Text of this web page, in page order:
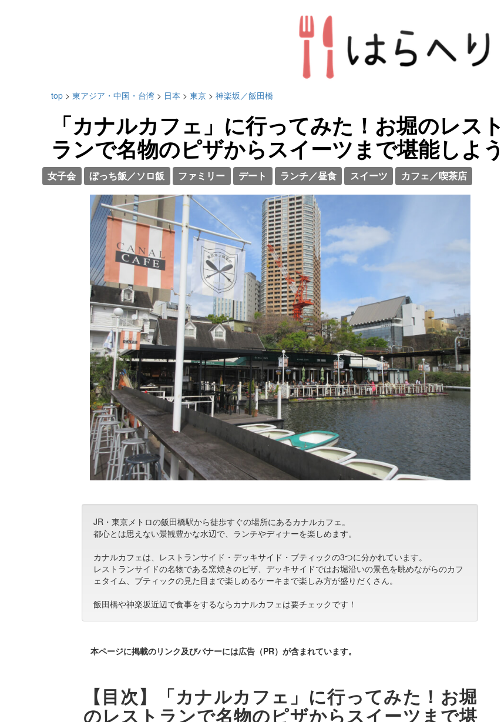
top > 東アジア・中国・台湾 > 日本 > 東京 > 神楽坂／飯田橋
「カナルカフェ」に行ってみた！お堀のレスト
ランで名物のピザからスイーツまで堪能しよう
女子会 ぼっち飯／ソロ飯 ファミリー デート ランチ／昼食 スイーツ カフェ／喫茶店
JR・東京メトロの飯田橋駅から徒歩すぐの場所にあるカナルカフェ。
都心とは思えない景観豊かな水辺で、ランチやディナーを楽しめます。
カナルカフェは、レストランサイド・デッキサイド・ブティックの3つに分かれています。
レストランサイドの名物である窯焼きのピザ、デッキサイドではお堀沿いの景色を眺めながらのカフ
ェタイム、ブティックの見た目まで楽しめるケーキまで楽しみ方が盛りだくさん。
飯田橋や神楽坂近辺で食事をするならカナルカフェは要チェックです！
本ページに掲載のリンク及びバナーには広告（PR）が含まれています。
【目次】「カナルカフェ」に行ってみた！お堀
のレストランで名物のピザからスイーツまで堪